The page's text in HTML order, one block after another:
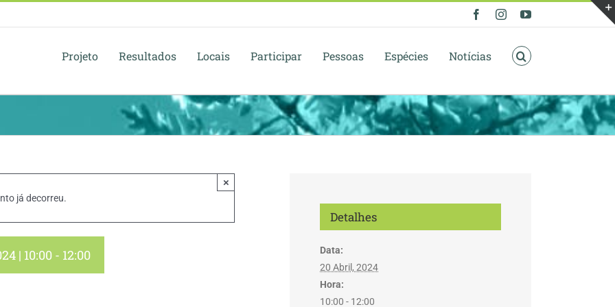
FacebookInstagramYouTube
Projeto Resultados Locais Participar Pessoas Espécies Notícias
já decorreu.
×
| 10:00 - 12:00
Detalhes
Data:
20 Abril, 2024
Hora:
10:00 - 12:00